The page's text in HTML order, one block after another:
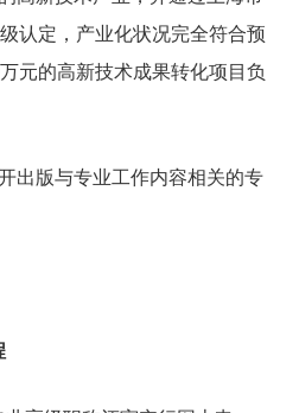
认定，产业化状况完全符合预
元的高新技术成果转化项目负
版与专业工作内容相关的专